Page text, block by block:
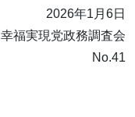
2026年1月6日
幸福実現党政務調査会
No.41